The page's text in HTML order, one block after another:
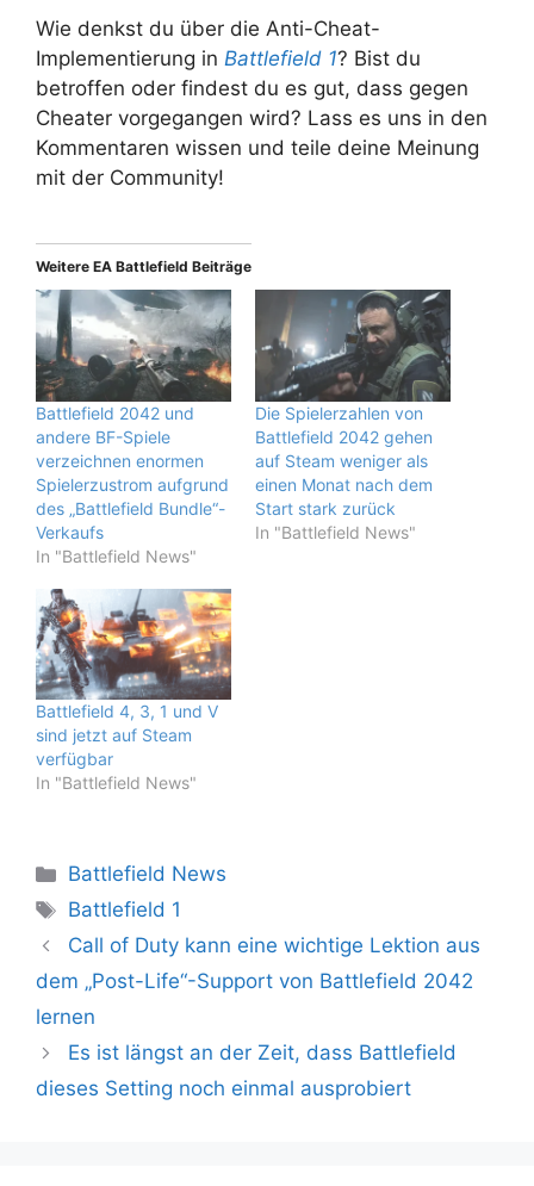
Wie denkst du über die Anti-Cheat-
Implementierung in Battlefield 1? Bist du
betroffen oder findest du es gut, dass gegen
Cheater vorgegangen wird? Lass es uns in den
Kommentaren wissen und teile deine Meinung
mit der Community!
Weitere EA Battlefield Beiträge
Battlefield 2042 und
andere BF-Spiele
verzeichnen enormen
Spielerzustrom aufgrund
des „Battlefield Bundle“-
Verkaufs
In "Battlefield News"
Die Spielerzahlen von
Battlefield 2042 gehen
auf Steam weniger als
einen Monat nach dem
Start stark zurück
In "Battlefield News"
Battlefield 4, 3, 1 und V
sind jetzt auf Steam
verfügbar
In "Battlefield News"
Kategorien
Battlefield News
Schlagwörter
Battlefield 1
Call of Duty kann eine wichtige Lektion aus
dem „Post-Life“-Support von Battlefield 2042
lernen
Es ist längst an der Zeit, dass Battlefield
dieses Setting noch einmal ausprobiert